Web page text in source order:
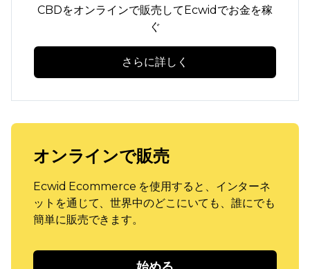
CBDをオンラインで販売してEcwidでお金を稼
ぐ
さらに詳しく
オンラインで販売
Ecwid Ecommerce を使用すると、インターネ
ットを通じて、世界中のどこにいても、誰にでも
簡単に販売できます。